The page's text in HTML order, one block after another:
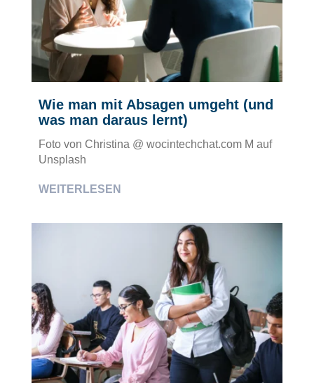
Wie man mit Absagen umgeht (und
was man daraus lernt)
Foto von Christina @ wocintechchat.com M auf
Unsplash
WEITERLESEN